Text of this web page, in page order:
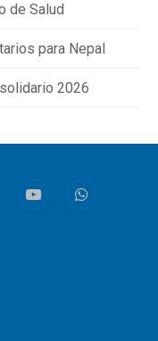
de Salud
para Nepal
2026
YoutubeWhatsapp